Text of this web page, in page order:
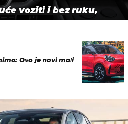
voziti i bez ruku,
Ovo je novi mali